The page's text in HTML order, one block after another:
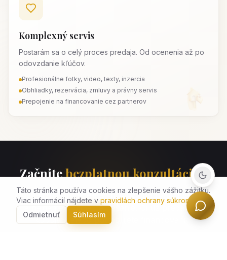
Komplexný servis
Postarám sa o celý proces predaja. Od ocenenia až po
odovzdanie kľúčov.
Profesionálne fotky, video, texty, inzercia
Obhliadky, rezervácia, zmluvy a právny servis
Prepojenie na financovanie cez partnerov
Začnitebezplatnou konzultáciou
Nezáväzne prediskutujeme vaše potreby, možnosti
a nájdeme optimálne riešenie. Či už predávate,
kupujete alebo potrebujete financovanie.
Táto stránka používa cookies na zlepšenie vášho zážitku.
Viac informácií nájdete v pravidlách ochrany súkromia .
Odmietnuť
Súhlasím
Bezplatná konzultácia